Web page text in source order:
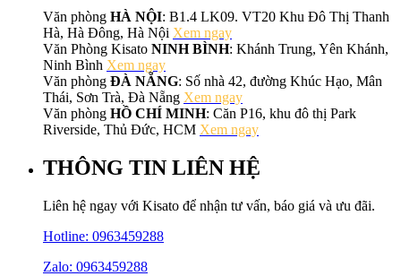
Văn phòng HÀ NỘI: B1.4 LK09. VT20 Khu Đô Thị Thanh
Hà, Hà Đông, Hà Nội Xem ngay
Văn Phòng Kisato NINH BÌNH: Khánh Trung, Yên Khánh,
Ninh Bình Xem ngay
Văn phòng ĐÀ NẴNG: Số nhà 42, đường Khúc Hạo, Mân
Thái, Sơn Trà, Đà Nẵng Xem ngay
Văn phòng HỒ CHÍ MINH: Căn P16, khu đô thị Park
Riverside, Thủ Đức, HCM Xem ngay
THÔNG TIN LIÊN HỆ
Liên hệ ngay với Kisato để nhận tư vấn, báo giá và ưu đãi.
Hotline: 0963459288
Zalo: 0963459288